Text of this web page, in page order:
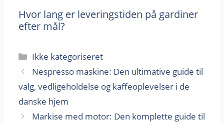
Hvor lang er leveringstiden på gardiner
efter mål?
Kategorier
Ikke kategoriseret
Nespresso maskine: Den ultimative guide til
valg, vedligeholdelse og kaffeoplevelser i de
danske hjem
Markise med motor: Den komplette guide til